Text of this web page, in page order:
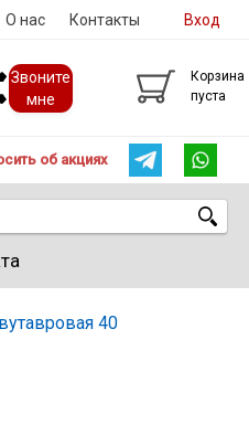
О нас Контакты Вход
Звоните
мне
Корзина
пуста
об акциях
40